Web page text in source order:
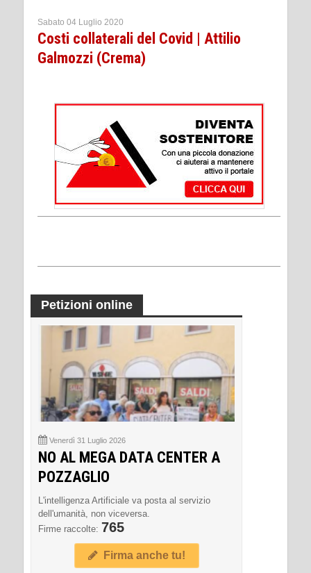
Sabato 04 Luglio 2020
Costi collaterali del Covid | Attilio
Galmozzi (Crema)
Petizioni online
Venerdì 31 Luglio 2026
NO AL MEGA DATA CENTER A
POZZAGLIO
L'intelligenza Artificiale va posta al servizio
dell'umanità, non viceversa.
Firme raccolte: 765
Firma anche tu!